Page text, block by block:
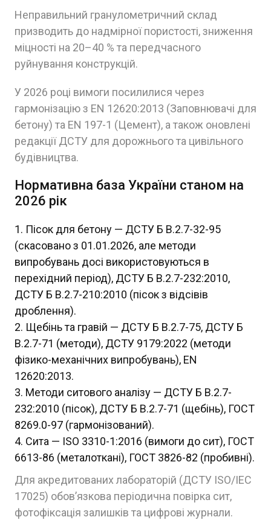
Неправильний гранулометричний склад
призводить до надмірної пористості, зниження
міцності на 20–40 % та передчасного
руйнування конструкцій.
У 2026 році вимоги посилилися через
гармонізацію з EN 12620:2013 (Заповнювачі для
бетону) та EN 197-1 (Цемент), а також оновлені
редакції ДСТУ для дорожнього та цивільного
будівництва.
Нормативна база України станом на
2026 рік
Пісок для бетону — ДСТУ Б В.2.7-32-95
(скасовано з 01.01.2026, але методи
випробувань досі використовуються в
перехідний період), ДСТУ Б В.2.7-232:2010,
ДСТУ Б В.2.7-210:2010 (пісок з відсівів
дроблення).
Щебінь та гравій — ДСТУ Б В.2.7-75, ДСТУ Б
В.2.7-71 (методи), ДСТУ 9179:2022 (методи
фізико-механічних випробувань), EN
12620:2013.
Методи ситового аналізу — ДСТУ Б В.2.7-
232:2010 (пісок), ДСТУ Б В.2.7-71 (щебінь), ГОСТ
8269.0-97 (гармонізований).
Сита — ISO 3310-1:2016 (вимоги до сит), ГОСТ
6613-86 (металоткані), ГОСТ 3826-82 (пробивні).
Для акредитованих лабораторій (ДСТУ ISO/IEC
17025) обов’язкова періодична повірка сит,
фотофіксація залишків та цифрові журнали.